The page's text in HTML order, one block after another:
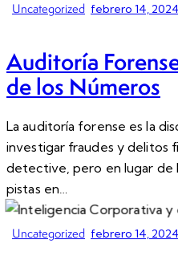
Uncategorized febrero 14, 2024
Auditoría
de los Números
La auditoría forense es la
investigar fraudes y delitos
detective, pero en lugar de
pistas en…
Uncategorized febrero 14, 2024